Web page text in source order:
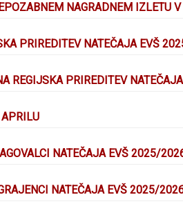
NAGRADNEM IZLETU
PRIREDITEV NATEČAJA EVŠ
REGIJSKA PRIREDITEV
NATEČAJA EVŠ 2025/
NATEČAJA EVŠ 2025/